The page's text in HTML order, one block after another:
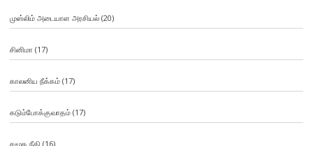
முஸ்லிம் அடையாள அரசியல்(20)
சினிமா (17)
காலனிய நீக்கம்(17)
கடும்போக்குவாதம்(17)
சமூக நீதி (16)